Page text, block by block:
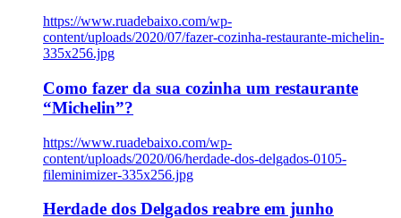
https://www.ruadebaixo.com/wp-
content/uploads/2020/07/fazer-cozinha-restaurante-michelin-
335x256.jpg
Como fazer da sua cozinha um restaurante
“Michelin”?
https://www.ruadebaixo.com/wp-
content/uploads/2020/06/herdade-dos-delgados-0105-
fileminimizer-335x256.jpg
Herdade dos Delgados reabre em junho